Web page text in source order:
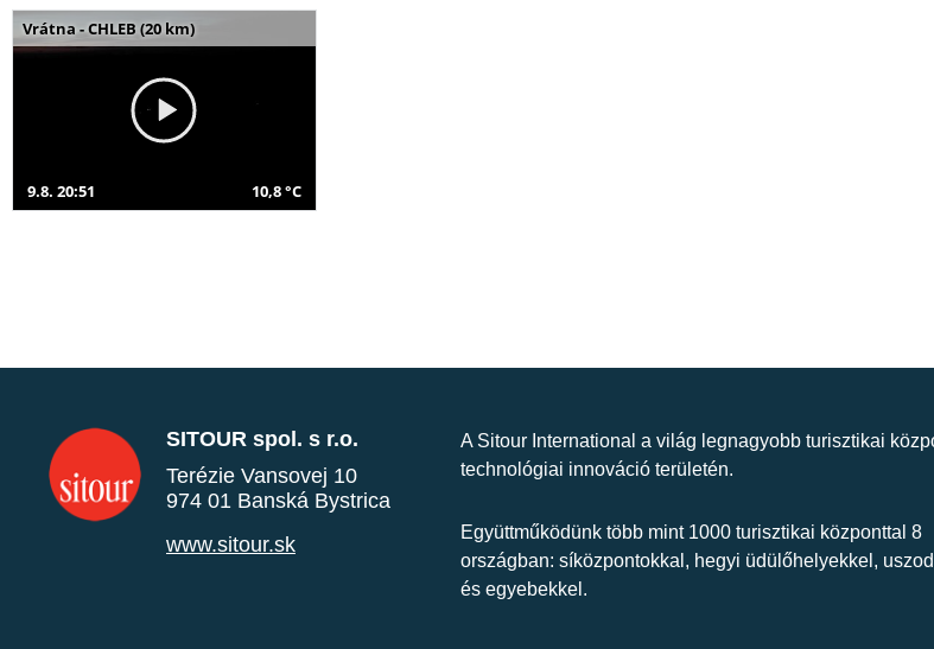
Vrátna - CHLEB (20 km)
9.8. 20:51 10,8 °C
SITOUR spol. s r.o.
Terézie Vansovej 10
974 01 Banská Bystrica
www.sitour.sk
A Sitour International a világ legnagyobb turisztikai
technológiai innováció területén.
Együttműködünk több mint 1000 turisztikai központtal 8
országban: síközpontokkal, hegyi üdülőhelyekkel,
és egyebekkel.